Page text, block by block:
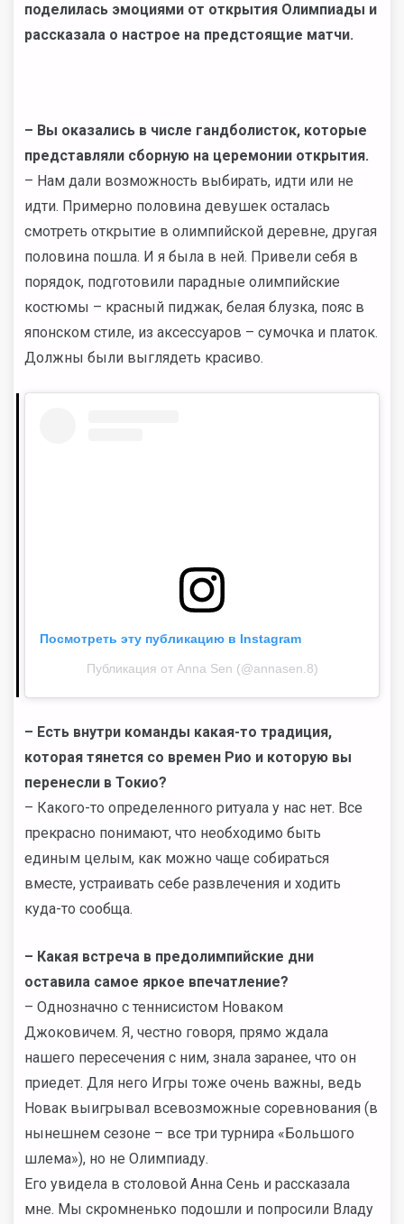
поделилась эмоциями от открытия Олимпиады и
рассказала о настрое на предстоящие матчи.
– Вы оказались в числе гандболисток, которые
представляли сборную на церемонии открытия.
– Нам дали возможность выбирать, идти или не
идти. Примерно половина девушек осталась
смотреть открытие в олимпийской деревне, другая
половина пошла. И я была в ней. Привели себя в
порядок, подготовили парадные олимпийские
костюмы – красный пиджак, белая блузка, пояс в
японском стиле, из аксессуаров – сумочка и платок.
Должны были выглядеть красиво.
Посмотреть эту публикацию в Instagram
Публикация от Anna Sen (@annasen.8)
– Есть внутри команды какая-то традиция,
которая тянется со времен Рио и которую вы
перенесли в Токио?
– Какого-то определенного ритуала у нас нет. Все
прекрасно понимают, что необходимо быть
единым целым, как можно чаще собираться
вместе, устраивать себе развлечения и ходить
куда-то сообща.
– Какая встреча в предолимпийские дни
оставила самое яркое впечатление?
– Однозначно с теннисистом Новаком
Джоковичем. Я, честно говоря, прямо ждала
нашего пересечения с ним, знала заранее, что он
приедет. Для него Игры тоже очень важны, ведь
Новак выигрывал всевозможные соревнования (в
нынешнем сезоне – все три турнира «Большого
шлема»), но не Олимпиаду.
Его увидела в столовой Анна Сень и рассказала
мне. Мы скромненько подошли и попросили Владу